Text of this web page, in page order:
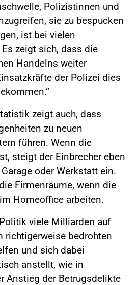
Polizistinnen und
sie zu bespucken
ist bei vielen
zeigt sich, dass die
Handelns weiter
der Polizei dies
zeigt auch, dass
zu neuen
führen. Wenn die
steigt der Einbrecher eben
oder Werkstatt ein.
Firmenräume, wenn die
Homeoffice arbeiten.
viele Milliarden auf
richtigerweise bedrohten
und sich dabei
anstellt, wie in
Anstieg der Betrugsdelikte